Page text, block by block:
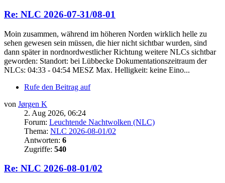
Re: NLC 2026-07-31/08-01
Moin zusammen, während im höheren Norden wirklich helle zu
sehen gewesen sein müssen, die hier nicht sichtbar wurden, sind
dann später in nordnordwestlicher Richtung weitere NLCs sichtbar
geworden: Standort: bei Lübbecke Dokumentationszeitraum der
NLCs: 04:33 - 04:54 MESZ Max. Helligkeit: keine Eino...
Rufe den Beitrag auf
von Jørgen K
2. Aug 2026, 06:24
Forum: Leuchtende Nachtwolken (NLC)
Thema: NLC 2026-08-01/02
Antworten: 6
Zugriffe: 540
Re: NLC 2026-08-01/02